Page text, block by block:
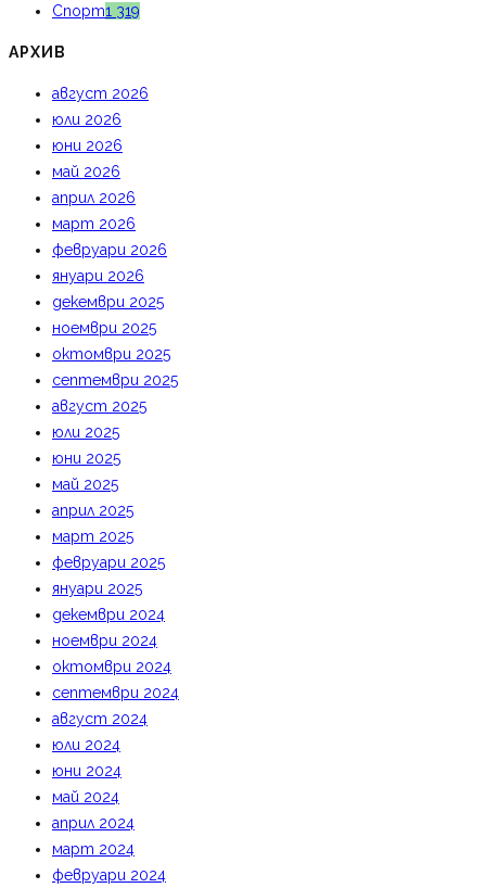
Спорт1 319
АРХИВ
август 2026
юли 2026
юни 2026
май 2026
април 2026
март 2026
февруари 2026
януари 2026
декември 2025
ноември 2025
октомври 2025
септември 2025
август 2025
юли 2025
юни 2025
май 2025
април 2025
март 2025
февруари 2025
януари 2025
декември 2024
ноември 2024
октомври 2024
септември 2024
август 2024
юли 2024
юни 2024
май 2024
април 2024
март 2024
февруари 2024